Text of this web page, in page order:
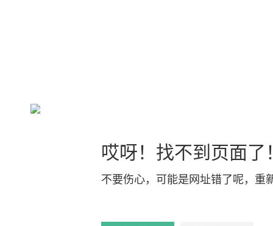
哎呀！找不到页面了
不要伤心，可能是网址错了呢，重